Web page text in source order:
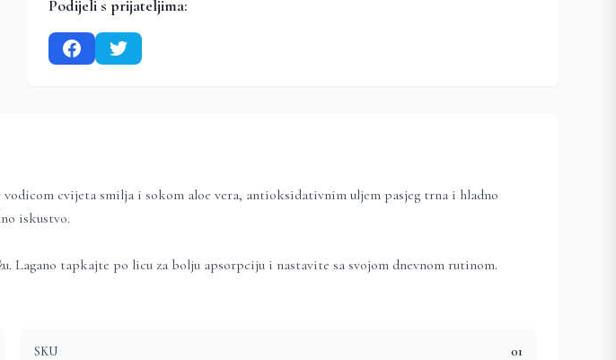
Podijeli s prijateljima:
cvijeta smilja i sokom aloe vera, antioksidativnim uljem pasjeg trna i hladno
iskustvo.
Lagano tapkajte po licu za bolju apsorpciju i nastavite sa svojom dnevnom rutinom.
SKU 01